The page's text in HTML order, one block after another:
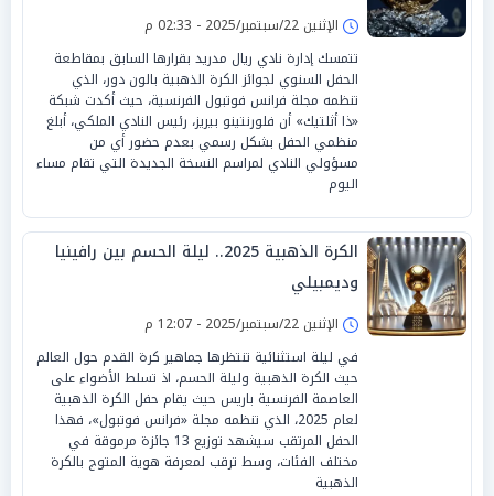
الإثنين 22/سبتمبر/2025 - 02:33 م
تتمسك إدارة نادي ريال مدريد بقرارها السابق بمقاطعة
الحفل السنوي لجوائز الكرة الذهبية بالون دور، الذي
تنظمه مجلة فرانس فوتبول الفرنسية، حيث أكدت شبكة
«ذا أثلتيك» أن فلورنتينو بيريز، رئيس النادي الملكي، أبلغ
منظمي الحفل بشكل رسمي بعدم حضور أي من
مسؤولي النادي لمراسم النسخة الجديدة التي تقام مساء
اليوم
الكرة الذهبية 2025.. ليلة الحسم بين رافينيا
وديمبيلي
الإثنين 22/سبتمبر/2025 - 12:07 م
في ليلة استثنائية تنتظرها جماهير كرة القدم حول العالم
حيث الكرة الذهبية وليلة الحسم، اذ تسلط الأضواء على
العاصمة الفرنسية باريس حيث يقام حفل الكرة الذهبية
لعام 2025، الذي تنظمه مجلة «فرانس فوتبول»، فهذا
الحفل المرتقب سيشهد توزيع 13 جائزة مرموقة في
مختلف الفئات، وسط ترقب لمعرفة هوية المتوج بالكرة
الذهبية